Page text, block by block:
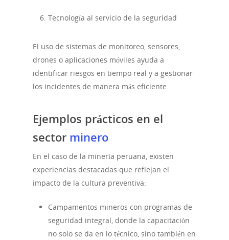
Tecnología al servicio de la seguridad
El uso de sistemas de monitoreo, sensores,
drones o aplicaciones móviles ayuda a
identificar riesgos en tiempo real y a gestionar
los incidentes de manera más eficiente.
Ejemplos prácticos en el
sector minero
En el caso de la minería peruana, existen
experiencias destacadas que reflejan el
impacto de la cultura preventiva:
Campamentos mineros con programas de
seguridad integral, donde la capacitación
no solo se da en lo técnico, sino también en